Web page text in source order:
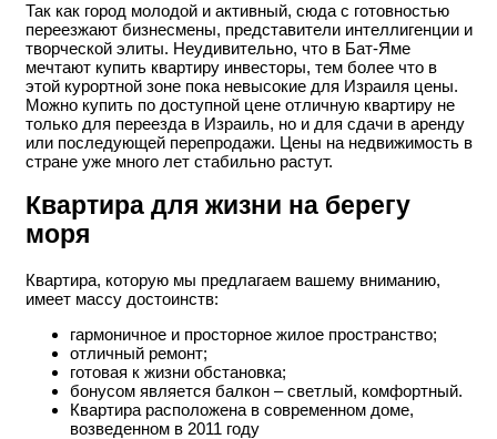
Так как город молодой и активный, сюда с готовностью
переезжают бизнесмены, представители интеллигенции и
творческой элиты. Неудивительно, что в Бат-Яме
мечтают купить квартиру инвесторы, тем более что в
этой курортной зоне пока невысокие для Израиля цены.
Можно купить по доступной цене отличную квартиру не
только для переезда в Израиль, но и для сдачи в аренду
или последующей перепродажи. Цены на недвижимость в
стране уже много лет стабильно растут.
Квартира для жизни на берегу
моря
Квартира, которую мы предлагаем вашему вниманию,
имеет массу достоинств:
гармоничное и просторное жилое пространство;
отличный ремонт;
готовая к жизни обстановка;
бонусом является балкон – светлый, комфортный.
Квартира расположена в современном доме,
возведенном в 2011 году